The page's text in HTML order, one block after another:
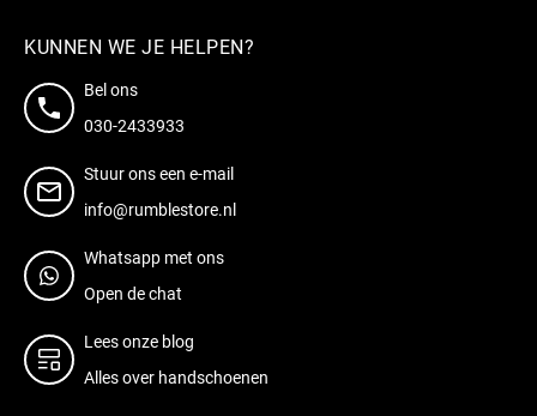
KUNNEN WE JE HELPEN?
Bel ons
030-2433933
Stuur ons een e-mail
info@rumblestore.nl
Whatsapp met ons
Open de chat
Lees onze blog
Alles over handschoenen